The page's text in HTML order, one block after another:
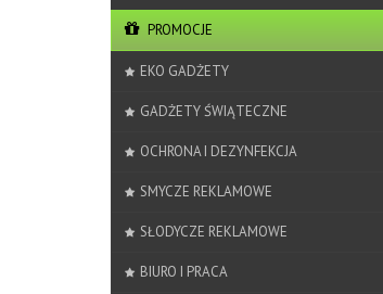
PROMOCJE
EKO GADŻETY
GADŻETY ŚWIĄTECZNE
OCHRONA I DEZYNFEKCJA
SMYCZE REKLAMOWE
SŁODYCZE REKLAMOWE
BIURO I PRACA